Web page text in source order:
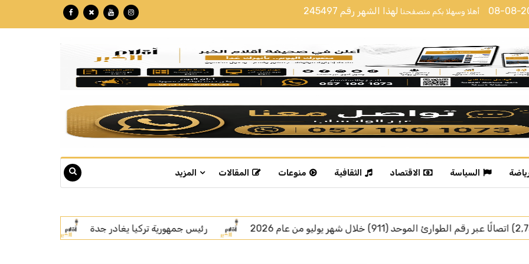
أهلا وسهلا بكم متصفحنا لهذا الشهر رقم 245497 08-08-
السياسة الاقتصاد الثقافية منوعات المقالات المزيد
رئيس جمهورية تركيا يغادر جدة اتفاقية مكة.. رسالة قوة بلغة السلام